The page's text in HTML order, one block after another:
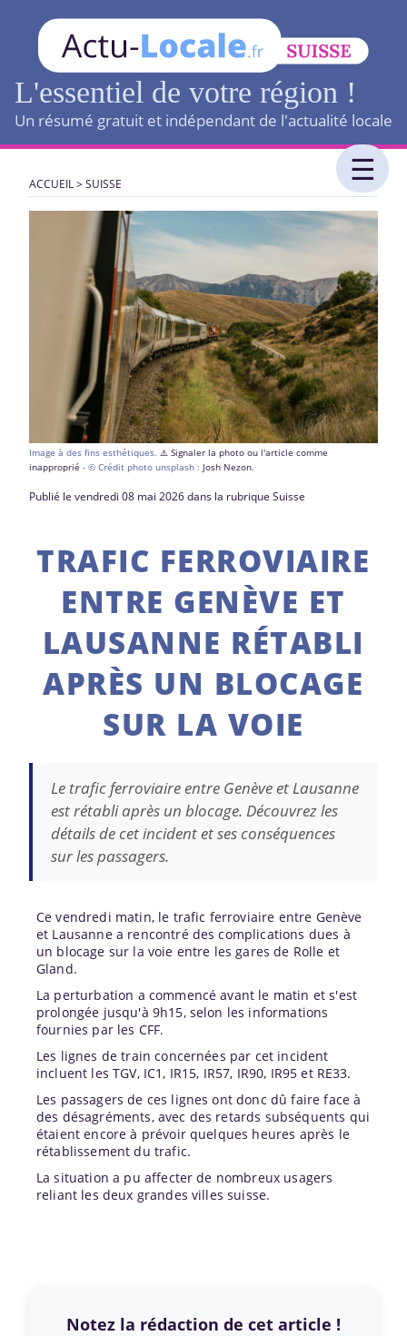
L'essentiel de votre région !
Un résumé gratuit et indépendant de l'actualité locale
ACCUEIL>SUISSE
Image à des fins esthétiques. ⚠️ Signaler la photo ou l'article comme
inapproprié - © Crédit photo unsplash : Josh Nezon.
Publié le vendredi 08 mai 2026 dans la rubrique Suisse
TRAFIC FERROVIAIRE
ENTRE GENÈVE ET
LAUSANNE RÉTABLI
APRÈS UN BLOCAGE
SUR LA VOIE
Le trafic ferroviaire entre Genève et Lausanne
est rétabli après un blocage. Découvrez les
détails de cet incident et ses conséquences
sur les passagers.
Ce vendredi matin, le trafic ferroviaire entre Genève
et Lausanne a rencontré des complications dues à
un blocage sur la voie entre les gares de Rolle et
Gland.
La perturbation a commencé avant le matin et s'est
prolongée jusqu'à 9h15, selon les informations
fournies par les CFF.
Les lignes de train concernées par cet incident
incluent les TGV, IC1, IR15, IR57, IR90, IR95 et RE33.
Les passagers de ces lignes ont donc dû faire face à
des désagréments, avec des retards subséquents qui
étaient encore à prévoir quelques heures après le
rétablissement du trafic.
La situation a pu affecter de nombreux usagers
reliant les deux grandes villes suisse.
Notez la rédaction de cet article !